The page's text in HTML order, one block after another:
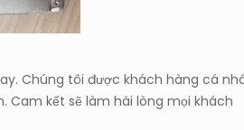
Chúng tôi được khách hàng cá
Cam kết sẽ làm hài lòng mọi khách